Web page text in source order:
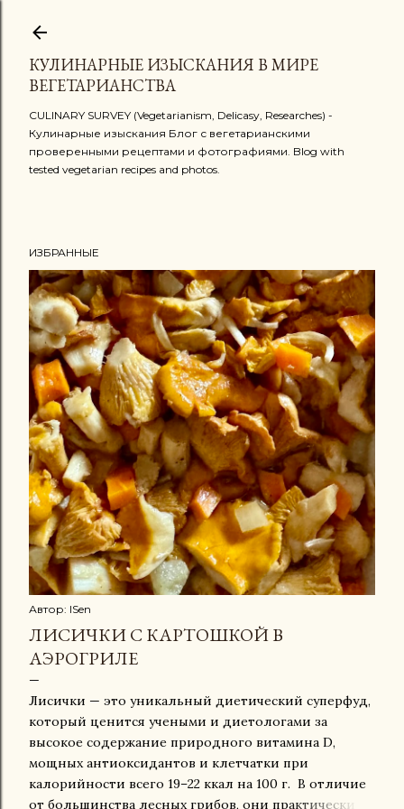
КУЛИНАРНЫЕ ИЗЫСКАНИЯ В МИРЕ
ВЕГЕТАРИАНСТВА
CULINARY SURVEY (Vegetarianism, Delicasy, Researches) -
Кулинарные изыскания Блог с вегетарианскими
проверенными рецептами и фотографиями. Blog with
tested vegetarian recipes and photos.
ИЗБРАННЫЕ
Автор: ISen
ЛИСИЧКИ С КАРТОШКОЙ В
АЭРОГРИЛЕ
Лисички — это уникальный диетический суперфуд,
который ценится учеными и диетологами за
высокое содержание природного витамина D,
мощных антиоксидантов и клетчатки при
калорийности всего 19–22 ккал на 100 г. В отличие
от большинства лесных грибов, они практически